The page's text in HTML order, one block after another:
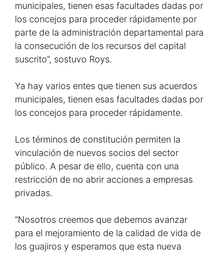
municipales, tienen esas facultades dadas por
los concejos para proceder rápidamente por
parte de la administración departamental para
la consecución de los recursos del capital
suscrito”, sostuvo Roys.
Ya hay varios entes que tienen sus acuerdos
municipales, tienen esas facultades dadas por
los concejos para proceder rápidamente.
Los términos de constitución permiten la
vinculación de nuevos socios del sector
público. A pesar de ello, cuenta con una
restricción de no abrir acciones a empresas
privadas.
“Nosotros creemos que debemos avanzar
para el mejoramiento de la calidad de vida de
los guajiros y esperamos que esta nueva